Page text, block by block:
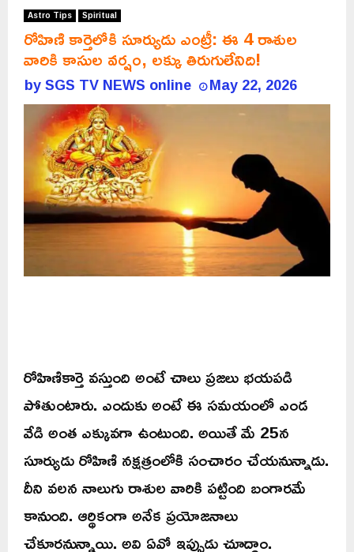
Astro Tips Spiritual
రోహిణి కార్తెలోకి సూర్యుడు ఎంట్రీ: ఈ 4 రాశుల
వారికి కాసుల వర్షం, లక్కు తిరుగులేనిది!
bySGS TV NEWS online May 22, 2026
రోహిణికార్తె వస్తుంది అంటే చాలు ప్రజలు భయపడి
పోతుంటారు. ఎందుకు అంటే ఈ సమయంలో ఎండ
వేడి అంత ఎక్కువగా ఉంటుంది. అయితే మే 25న
సూర్యుడు రోహిణి నక్షత్రంలోకి సంచారం చేయనున్నాడు.
దీని వలన నాలుగు రాశుల వారికి పట్టింది బంగారమే
కానుంది. ఆర్థికంగా అనేక ప్రయోజనాలు
చేకూరనున్నాయి. అవి ఏవో ఇప్పుడు చూద్దాం.